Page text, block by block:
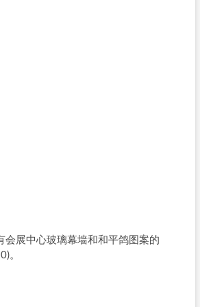
会展中心玻璃幕墙和和平鸽图案的
。